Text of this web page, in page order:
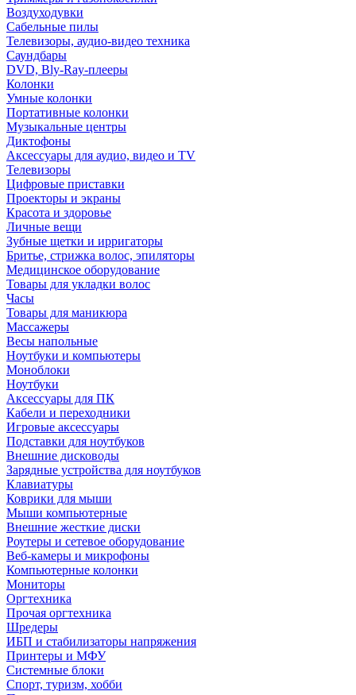
Воздуходувки
Сабельные пилы
Телевизоры, аудио-видео техника
Саундбары
DVD, Bly-Ray-плееры
Колонки
Умные колонки
Портативные колонки
Музыкальные центры
Диктофоны
Аксессуары для аудио, видео и TV
Телевизоры
Цифровые приставки
Проекторы и экраны
Красота и здоровье
Личные вещи
Зубные щетки и ирригаторы
Бритье, стрижка волос, эпиляторы
Медицинское оборудование
Товары для укладки волос
Часы
Товары для маникюра
Массажеры
Весы напольные
Ноутбуки и компьютеры
Моноблоки
Ноутбуки
Аксессуары для ПК
Кабели и переходники
Игровые аксессуары
Подставки для ноутбуков
Внешние дисководы
Зарядные устройства для ноутбуков
Клавиатуры
Коврики для мыши
Мыши компьютерные
Внешние жесткие диски
Роутеры и сетевое оборудование
Веб-камеры и микрофоны
Компьютерные колонки
Мониторы
Оргтехника
Прочая оргтехника
Шредеры
ИБП и стабилизаторы напряжения
Принтеры и МФУ
Системные блоки
Спорт, туризм, хобби